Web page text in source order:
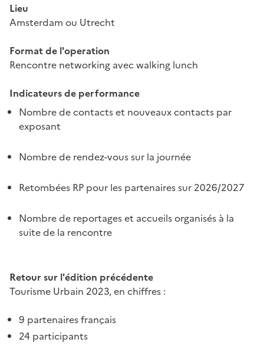
Lieu
Amsterdam ou Utrecht
Format de l'operation
Rencontre networking avec walking lunch
Indicateurs de performance
Nombre de contacts et nouveaux contacts par
exposant
Nombre de rendez-vous sur la journée
Retombées RP pour les partenaires sur 2026/2027
Nombre de reportages et accueils organisés à la
suite de la rencontre
Retour sur l'édition précédente
Tourisme Urbain 2023, en chiffres :
9 partenaires français
24 participants